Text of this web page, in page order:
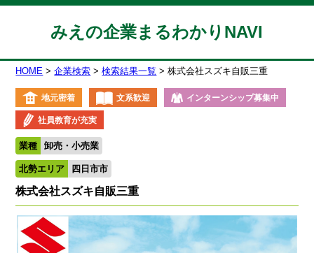
みえの企業まるわかりNAVI
HOME 企業検索 検索結果一覧 株式会社スズキ自販三重
地元密着 文系歓迎 インターンシップ募集中
社員教育が充実
業種 卸売・小売業
北勢エリア 四日市市
株式会社スズキ自販三重